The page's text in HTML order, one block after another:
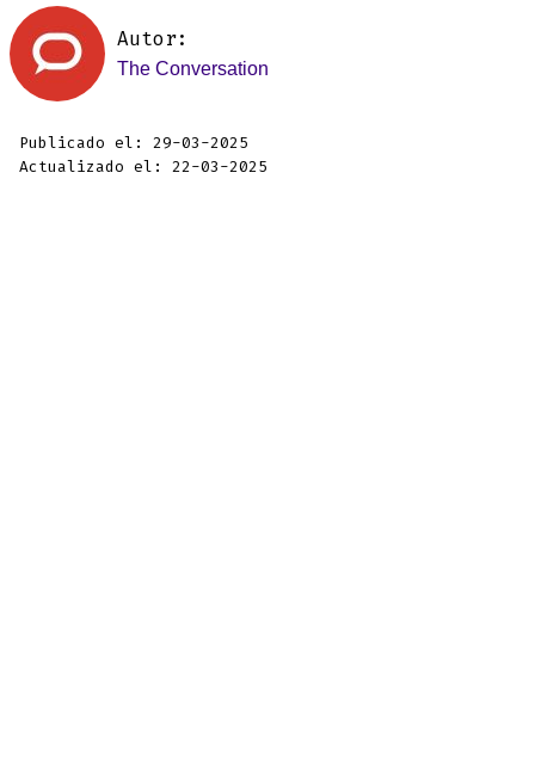
Autor:
The Conversation
Publicado el: 29-03-2025
Actualizado el: 22-03-2025